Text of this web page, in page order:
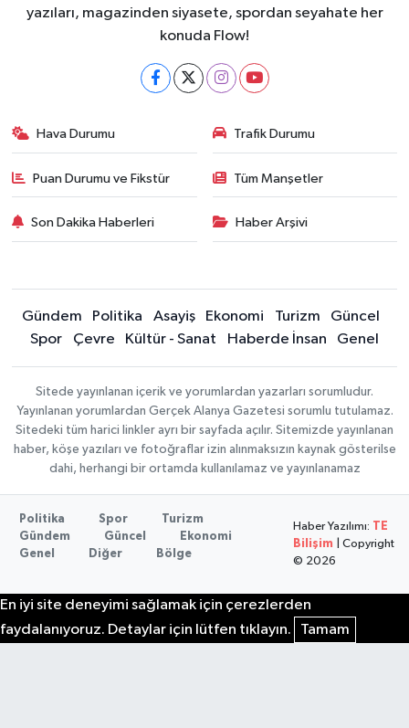
yazıları, magazinden siyasete, spordan seyahate her
konuda Flow!
Hava Durumu Trafik Durumu
Puan Durumu ve Fikstür Tüm Manşetler
Son Dakika Haberleri Haber Arşivi
Gündem Politika Asayiş Ekonomi Turizm
Güncel
Spor
Çevre Kültür - Sanat Haberde İnsan Genel
Sitede yayınlanan içerik ve yorumlardan yazarları sorumludur.
Yayınlanan yorumlardan Gerçek Alanya Gazetesi sorumlu tutulamaz.
Sitedeki tüm harici linkler ayrı bir sayfada açılır. Sitemizde yayınlanan
haber, köşe yazıları ve fotoğraflar izin alınmaksızın kaynak gösterilse
dahi, herhangi bir ortamda kullanılamaz ve yayınlanamaz
Politika Spor
Turizm
Gündem
Güncel
Ekonomi
Genel
Diğer Bölge
Haber Yazılımı:
TE
Bilişim | Copyright
© 2026
En iyi site deneyimi sağlamak için çerezlerden
faydalanıyoruz. Detaylar için lütfen tıklayın.
Tamam